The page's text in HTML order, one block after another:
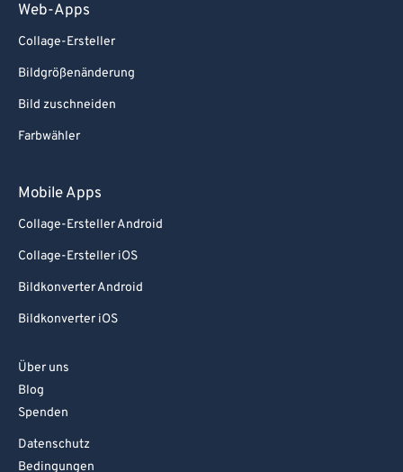
Web-Apps
Collage-Ersteller
Bildgrößenänderung
Bild zuschneiden
Farbwähler
Mobile Apps
Collage-Ersteller Android
Collage-Ersteller iOS
Bildkonverter Android
Bildkonverter iOS
Über uns
Blog
Spenden
Datenschutz
Bedingungen